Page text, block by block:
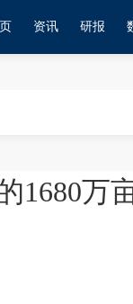
资讯 研报
1680万